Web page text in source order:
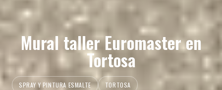
Mural taller Euromaster en
Tortosa
SPRAY Y PINTURA ESMALTE TORTOSA